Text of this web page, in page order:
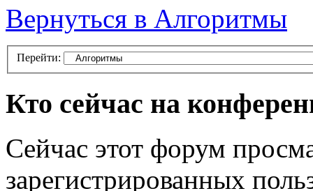
Вернуться в Алгоритмы
Перейти:
Кто сейчас на
Сейчас этот форум
зарегистрированных